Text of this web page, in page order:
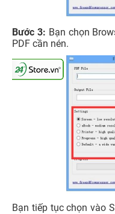
Bước 3: Bạn chọn
PDF cần nén.
Bạn tiếp tục chọn vào